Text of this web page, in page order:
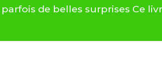
de belles surprises Ce